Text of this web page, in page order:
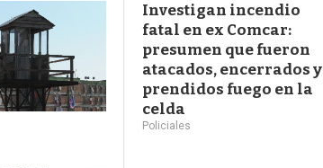
Investigan incendio
fatal en ex Comcar:
presumen que fueron
atacados, encerrados y
prendidos fuego en la
celda
Policiales